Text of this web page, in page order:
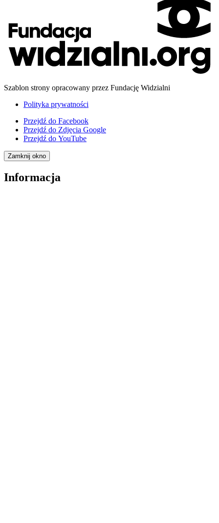
Szablon strony opracowany przez Fundację Widzialni
Polityka prywatności
Przejdź do Facebook
Przejdź do Zdjęcia Google
Przejdź do YouTube
Zamknij okno
Informacja